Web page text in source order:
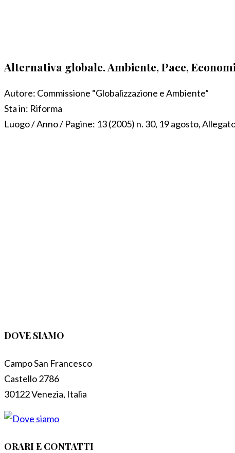
Alternativa globale. Ambiente, Pace,
Autore: Commissione “Globalizzazione e Ambiente”
Sta in: Riforma
Luogo / Anno / Pagine: 13 (2005) n. 30, 19 agosto,
DOVE SIAMO
Campo San Francesco
Castello 2786
30122 Venezia, Italia
ORARI E CONTATTI